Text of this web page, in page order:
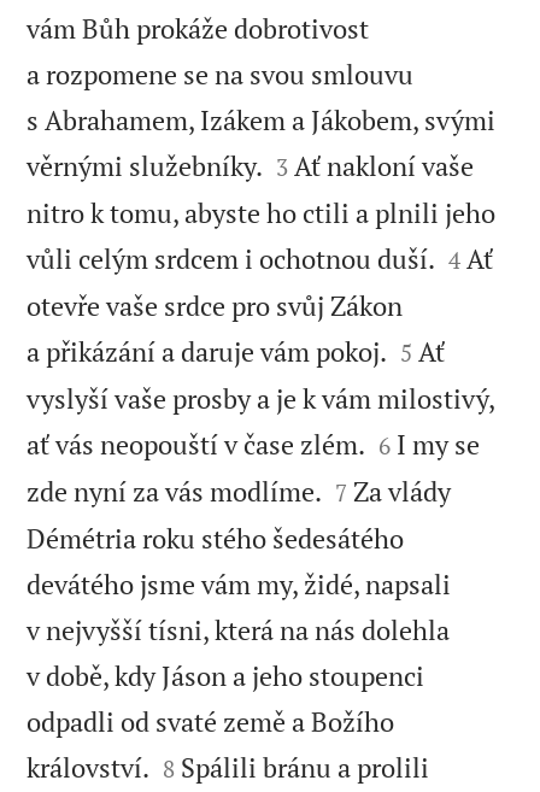
vám Bůh prokáže dobrotivost
a rozpomene se na svou smlouvu
s Abrahamem, Izákem a Jákobem, svými
věrnými služebníky. 

3 Ať nakloní vaše
nitro k tomu, abyste ho ctili a plnili jeho
vůli celým srdcem i ochotnou duší. 

4 Ať
otevře vaše srdce pro svůj Zákon
a přikázání a daruje vám pokoj. 

5 Ať
vyslyší vaše prosby a je k vám milostivý,
ať vás neopouští v čase zlém. 

6 I my se
zde nyní za vás modlíme. 

7 Za vlády
Démétria roku stého šedesátého
devátého jsme vám my, židé, napsali
v nejvyšší tísni, která na nás dolehla
v době, kdy Jáson a jeho stoupenci
odpadli od svaté země a Božího
království. 

8 Spálili bránu a prolili